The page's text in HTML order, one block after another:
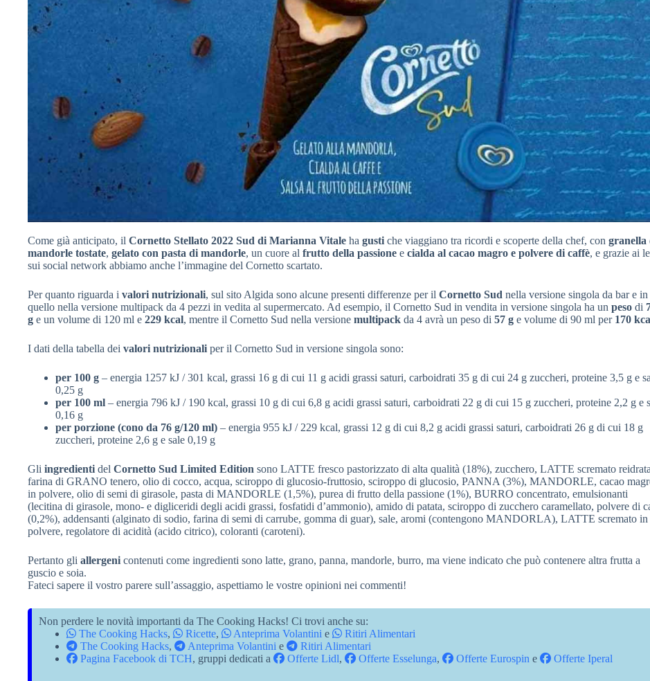
Come già anticipato, il Cornetto Stellato 2022 Sud di Marianna Vitale ha gusti che viaggiano tra ricordi e scoperte della chef, con granella
mandorle tostate, gelato con pasta di mandorle, un cuore al frutto della passione e cialda al cacao magro e polvere di caffè, e grazie ai
sui social network abbiamo anche l’immagine del Cornetto scartato.
Per quanto riguarda i valori nutrizionali, sul sito Algida sono alcune presenti differenze per il Cornetto Sud nella versione singola da bar e in
quello nella versione multipack da 4 pezzi in vedita al supermercato. Ad esempio, il Cornetto Sud in vendita in versione singola ha un peso di
g e un volume di 120 ml e 229 kcal, mentre il Cornetto Sud nella versione multipack da 4 avrà un peso di 57 g e volume di 90 ml per 170
I dati della tabella dei valori nutrizionali per il Cornetto Sud in versione singola sono:
per 100 g – energia 1257 kJ / 301 kcal, grassi 16 g di cui 11 g acidi grassi saturi, carboidrati 35 g di cui 24 g zuccheri, proteine 3,5 g e
0,25 g
per 100 ml – energia 796 kJ / 190 kcal, grassi 10 g di cui 6,8 g acidi grassi saturi, carboidrati 22 g di cui 15 g zuccheri, proteine 2,2 g e
0,16 g
per porzione (cono da 76 g/120 ml) – energia 955 kJ / 229 kcal, grassi 12 g di cui 8,2 g acidi grassi saturi, carboidrati 26 g di cui 18 g
zuccheri, proteine 2,6 g e sale 0,19 g
Gli ingredienti del Cornetto Sud Limited Edition sono LATTE fresco pastorizzato di alta qualità (18%), zucchero, LATTE scremato
farina di GRANO tenero, olio di cocco, acqua, sciroppo di glucosio-fruttosio, sciroppo di glucosio, PANNA (3%), MANDORLE, cacao
in polvere, olio di semi di girasole, pasta di MANDORLE (1,5%), purea di frutto della passione (1%), BURRO concentrato, emulsionanti
(lecitina di girasole, mono- e digliceridi degli acidi grassi, fosfatidi d’ammonio), amido di patata, sciroppo di zucchero caramellato, polvere di
(0,2%), addensanti (alginato di sodio, farina di semi di carrube, gomma di guar), sale, aromi (contengono MANDORLA), LATTE scremato in
polvere, regolatore di acidità (acido citrico), coloranti (caroteni).
Pertanto gli allergeni contenuti come ingredienti sono latte, grano, panna, mandorle, burro, ma viene indicato che può contenere altra frutta a
guscio e soia.
Fateci sapere il vostro parere sull’assaggio, aspettiamo le vostre opinioni nei commenti!
Non perdere le novità importanti da The Cooking Hacks! Ci trovi anche su:
The Cooking Hacks, Ricette, Anteprima Volantini e
Ritiri Alimentari
The Cooking Hacks, Anteprima Volantini e
Ritiri Alimentari
Pagina Facebook di TCH, gruppi dedicati a Offerte Lidl, Offerte Esselunga, Offerte Eurospin e Offerte Iperal